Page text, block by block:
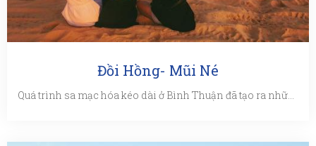
Đồi Hồng- Mũi Né
Quá trình sa mạc hóa kéo dài ở Bình Thuận đã tạo ra những đồi cát trùng điệp thơ mộng như Trung Đông. Tiêu biểu ...